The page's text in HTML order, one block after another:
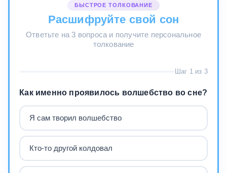
БЫСТРОЕ ТОЛКОВАНИЕ
Расшифруйте свой сон
Ответьте на 3 вопроса и получите персональное
толкование
Шаг 1 из 3
Как именно проявилось волшебство во сне?
Я сам творил волшебство
Кто-то другой колдовал